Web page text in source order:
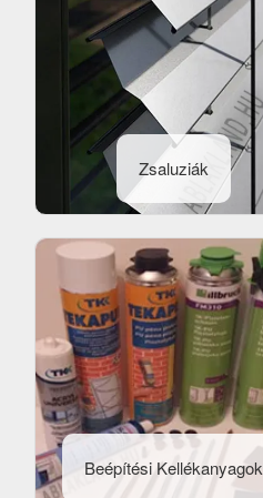
Zsaluziák
Beépítési Kellékanyagok